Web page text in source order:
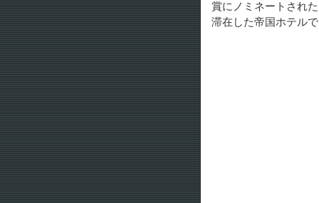
賞にノミネートされ
滞在した帝国ホテル